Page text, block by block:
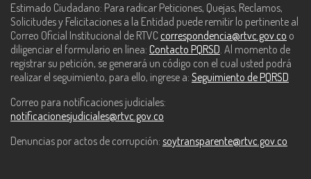
Estimado Ciudadano: Para radicar Peticiones, Quejas, Reclamos,
Solicitudes y Felicitaciones a la Entidad puede remitir lo pertinente al
Correo Oficial Institucional de RTVC correspondencia@rtvc.gov.co o
diligenciar el formulario en línea: Contacto PQRSD. Al momento de
registrar su petición, se generará un código con el cual usted podrá
realizar el seguimiento, para ello, ingrese a: Seguimiento de PQRSD
Correo para notificaciones judiciales:
notificacionesjudiciales@rtvc.gov.co
Denuncias por actos de corrupción: soytransparente@rtvc.gov.co